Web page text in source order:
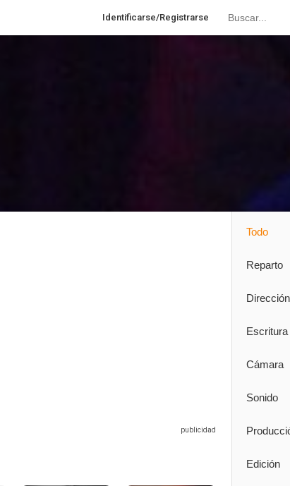
Identificarse/Registrarse
Todo
Reparto
Dirección
Escritura
Cámara
Sonido
Edición